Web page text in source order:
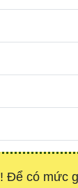
! Để có mức